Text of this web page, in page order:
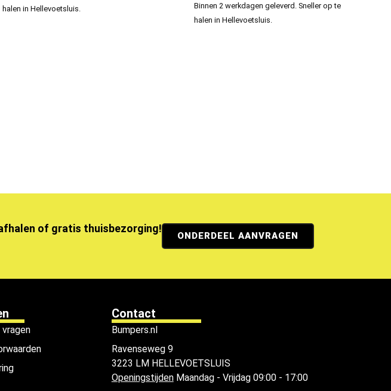
halen in Hellevoetsluis.
Binnen 2 werkdagen geleverd. Sneller op te
halen in Hellevoetsluis.
of gratis thuisbezorging!
ONDERDEEL AANVRAGEN
Contact
Bumpers.nl
Ravenseweg 9
3223 LM HELLEVOETSLUIS
OpeningstijdenMaandag - Vrijdag 09:00 - 17:00